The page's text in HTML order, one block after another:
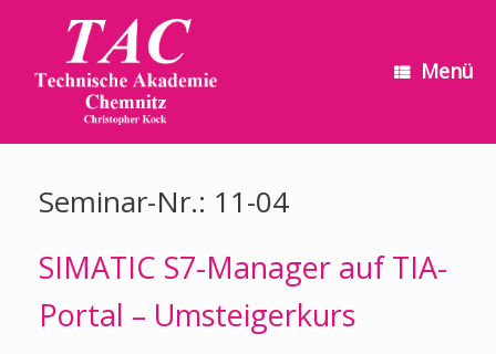
Menü
Seminar-Nr.: 11-04
SIMATIC S7-Manager auf TIA-
Portal – Umsteigerkurs